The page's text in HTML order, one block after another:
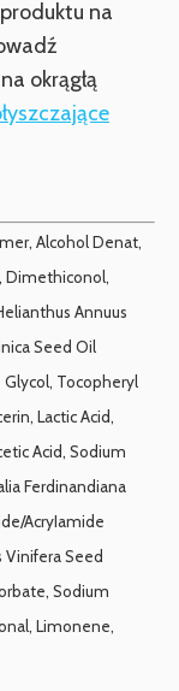
na
okrągłą
Alcohol Denat,
Dimethiconol,
Annuus
Seed Oil
Tocopheryl
Lactic Acid,
Acid, Sodium
Ferdinandiana
AcryIamide
Vinifera Seed
Sodium
Limonene,